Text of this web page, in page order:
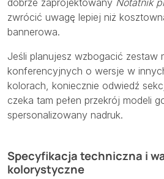
dobrze zaprojektowany Notatnik
zwrócić uwagę lepiej niż
bannerowa.
Jeśli planujesz wzbogacić zestaw
konferencyjnych o wersje w
kolorach, koniecznie odwiedź
czeka tam pełen przekrój modeli
spersonalizowany nadruk.
Specyfikacja techniczna i
kolorystyczne